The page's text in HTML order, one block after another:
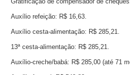
Auxílio refeição: R$ 16,63.
Auxílio cesta-alimentação: R$ 285,21.
13ª cesta-alimentação: R$ 285,21.
Auxílio-creche/babá: R$ 285,00 (até 71